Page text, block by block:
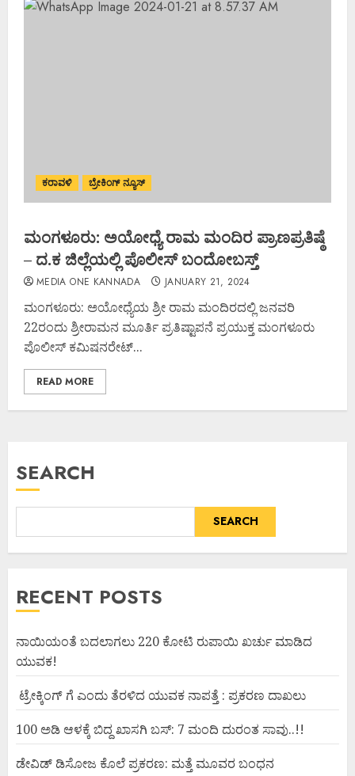
ಕರಾವಳಿ ಬ್ರೇಕಿಂಗ್ ನ್ಯೂಸ್
ಮಂಗಳೂರು: ಅಯೋಧ್ಯೆ ರಾಮ ಮಂದಿರ ಪ್ರಾಣಪ್ರತಿಷ್ಠೆ
– ದ.ಕ ಜಿಲ್ಲೆಯಲ್ಲಿ ಪೊಲೀಸ್‌ ಬಂದೋಬಸ್ತ್
MEDIA ONE KANNADA JANUARY 21, 2024
ಮಂಗಳೂರು: ಅಯೋಧ್ಯೆಯ ಶ್ರೀ ರಾಮ ಮಂದಿರದಲ್ಲಿ ಜನವರಿ
22ರಂದು ಶ್ರೀರಾಮನ ಮೂರ್ತಿ ಪ್ರತಿಷ್ಟಾಪನೆ ಪ್ರಯುಕ್ತ ಮಂಗಳೂರು
ಪೊಲೀಸ್ ಕಮಿಷನರೇಟ್...
READ MORE
SEARCH
SEARCH
RECENT POSTS
ನಾಯಿಯಂತೆ ಬದಲಾಗಲು 220 ಕೋಟಿ ರುಪಾಯಿ ಖರ್ಚು ಮಾಡಿದ
ಯುವಕ!
ಟ್ರೇಕ್ಕಿಂಗ್ ಗೆ ಎಂದು ತೆರಳಿದ ಯುವಕ ನಾಪತ್ತೆ : ಪ್ರಕರಣ ದಾಖಲು
100 ಅಡಿ ಆಳಕ್ಕೆ ಬಿದ್ದ ಖಾಸಗಿ ಬಸ್: 7 ಮಂದಿ ದುರಂತ ಸಾವು..!!
ಡೇವಿಡ್ ಡಿಸೋಜ ಕೊಲೆ ಪ್ರಕರಣ: ಮತ್ತೆ ಮೂವರ ಬಂಧನ